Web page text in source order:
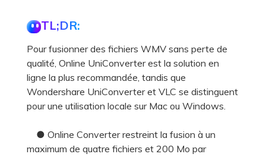
TL;DR:
Pour fusionner des fichiers WMV sans perte de
qualité, Online UniConverter est la solution en
ligne la plus recommandée, tandis que
Wondershare UniConverter et VLC se distinguent
pour une utilisation locale sur Mac ou Windows.
● Online Converter restreint la fusion à un
maximum de quatre fichiers et 200 Mo par